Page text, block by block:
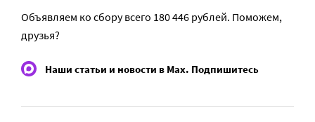
Объявляем ко сбору всего 180 446 рублей. Поможем,
друзья?
Наши статьи и новости в Max. Подпишитесь